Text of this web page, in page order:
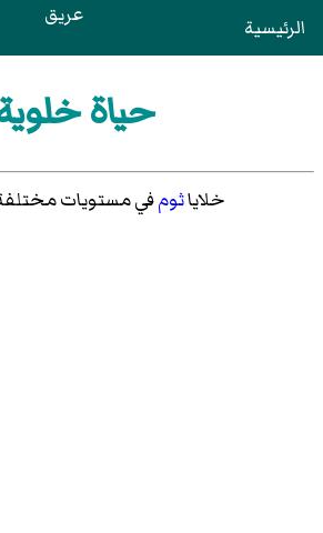
الرئيسية عريق
حياة
خلاياثومفي مستويات